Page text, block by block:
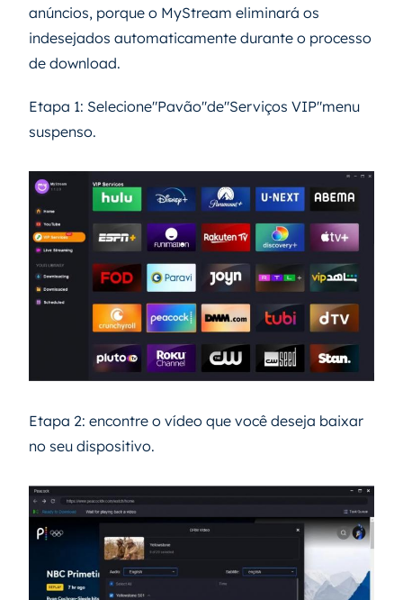
anúncios, porque o MyStream eliminará os
indesejados automaticamente durante o processo
de download.
Etapa 1: Selecione"Pavão"de"Serviços VIP"menu
suspenso.
Etapa 2: encontre o vídeo que você deseja baixar
no seu dispositivo.